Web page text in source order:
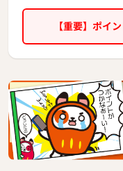
【重要】ポイ